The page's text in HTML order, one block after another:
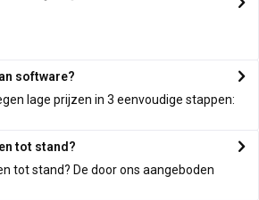
software?
lage prijzen in 3 eenvoudige stappen:
tot stand?
tot stand? De door ons aangeboden